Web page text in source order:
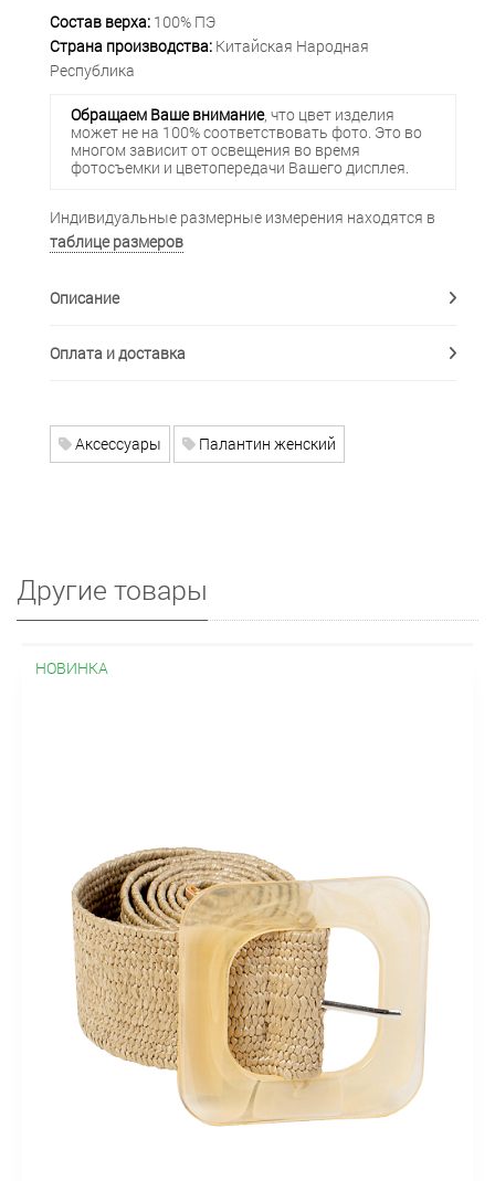
Состав верха: 100% ПЭ
Страна производства: Китайская Народная
Республика
Обращаем Ваше внимание, что цвет изделия
может не на 100% соответствовать фото. Это во
многом зависит от освещения во время
фотосъемки и цветопередачи Вашего дисплея.
Индивидуальные размерные измерения находятся в
таблице размеров
Описание
Оплата и доставка
Аксессуары Палантин женский
Другие товары
НОВИНКА